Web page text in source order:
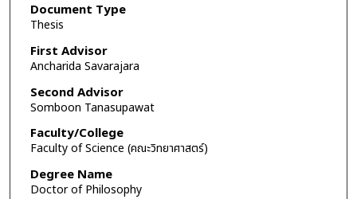
Document Type
Thesis
First Advisor
Ancharida Savarajara
Second Advisor
Somboon Tanasupawat
Faculty/College
Faculty of Science (คณะวิทยาศาสตร์)
Degree Name
Doctor of Philosophy